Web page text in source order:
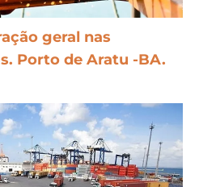
geral nas
Porto de Aratu -BA.